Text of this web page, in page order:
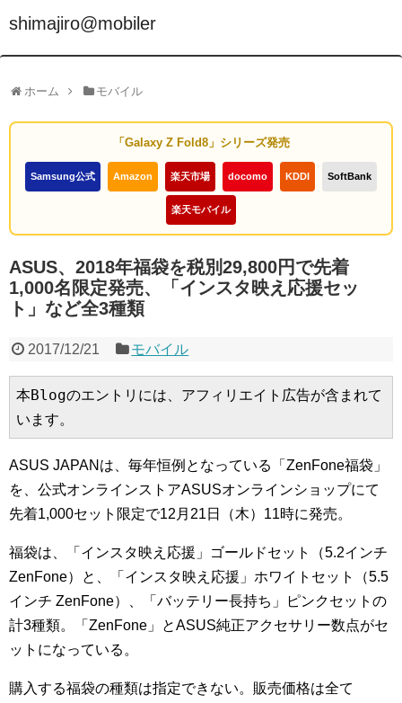
shimajiro@mobiler
ホーム モバイル
「Galaxy Z Fold8」シリーズ発売
Samsung公式 Amazon 楽天市場 docomo KDDI SoftBank
楽天モバイル
ASUS、2018年福袋を税別29,800円で先着
1,000名限定発売、「インスタ映え応援セッ
ト」など全3種類
2017/12/21 モバイル
本Blogのエントリには、アフィリエイト広告が含まれて
います。
ASUS JAPANは、毎年恒例となっている「ZenFone福袋」
を、公式オンラインストアASUSオンラインショップにて
先着1,000セット限定で12月21日（木）11時に発売。
福袋は、「インスタ映え応援」ゴールドセット（5.2インチ
ZenFone）と、「インスタ映え応援」ホワイトセット（5.5
インチ ZenFone）、「バッテリー長持ち」ピンクセットの
計3種類。「ZenFone」とASUS純正アクセサリー数点がセ
ットになっている。
購入する福袋の種類は指定できない。販売価格は全て